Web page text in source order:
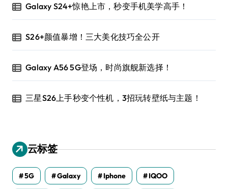
Galaxy S24+惊艳上市，秒变手机美学高手！
S26+颜值暴增！三大美化技巧全公开
Galaxy A56 5G登场，时尚旗舰新选择！
三星S26上手秒变个性机，3招玩转壁纸与主题！
云标签
5G Galaxy Iphone IQOO